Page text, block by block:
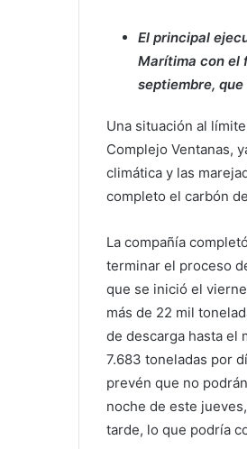
El principal
Marítima con el
septiembre,
Una situación al
Complejo Ventanas,
climática y las
completo el carbón
La compañía
terminar el proceso
que se inició el
más de 22 mil
de descarga hasta el
7.683 toneladas por
prevén que no
noche de este
tarde, lo que podría